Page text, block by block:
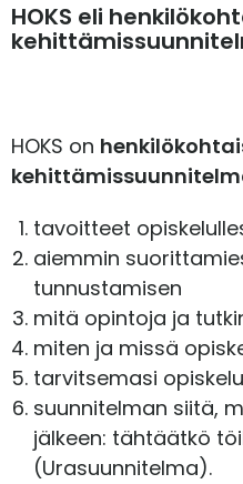
HOKS eli
HOKS on
tavoitteet
aiemmin
tunnustamisen
mitä opintoja ja
miten ja missä
tarvitsemasi
suunnitelman siitä,
jälkeen: tähtäätkö
(Urasuunnitelma).